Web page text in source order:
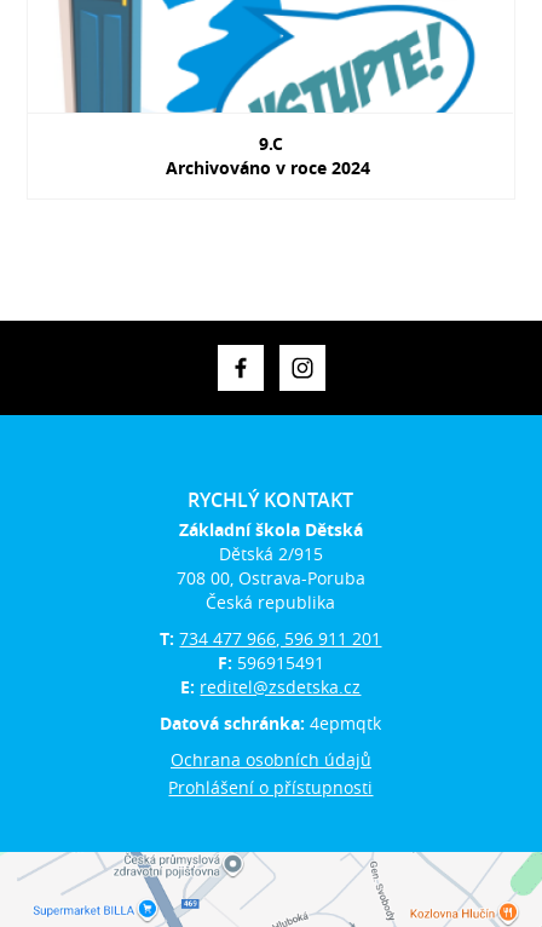
9.C
Archivováno v roce 2024
RYCHLÝ KONTAKT
Základní škola Dětská
Dětská 2/915
708 00, Ostrava-Poruba
Česká republika
T:734 477 966, 596 911 201
F: 596915491
E: reditel@zsdetska.cz
Datová schránka:4epmqtk
Ochrana osobních údajů
Prohlášení o přístupnosti